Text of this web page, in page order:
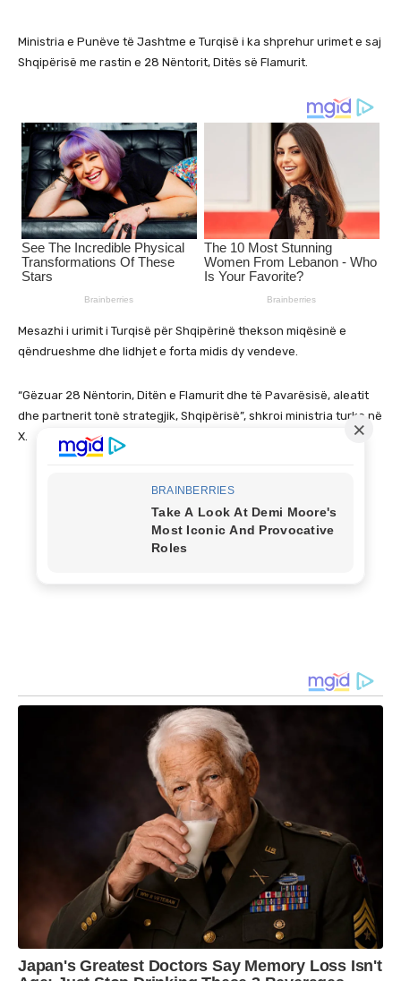
Ministria e Punëve të Jashtme e Turqisë i ka shprehur urimet e saj
Shqipërisë me rastin e 28 Nëntorit, Ditës së Flamurit.
Mesazhi i urimit i Turqisë për Shqipërinë thekson miqësinë e
qëndrueshme dhe lidhjet e forta midis dy vendeve.
“Gëzuar 28 Nëntorin, Ditën e Flamurit dhe të Pavarësisë, aleatit
dhe partnerit tonë strategjik, Shqipërisë”, shkroi ministria turke në
X.